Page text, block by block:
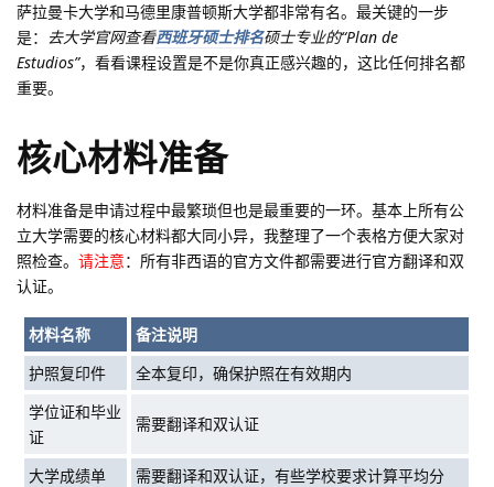
萨拉曼卡大学和马德里康普顿斯大学都非常有名。最关键的一步
是： 去大学官网查看西班牙硕士排名硕士专业的“Plan de
Estudios”，看看课程设置是不是你真正感兴趣的，这比任何排名都
重要。
核心材料准备
材料准备是申请过程中最繁琐但也是最重要的一环。基本上所有公
立大学需要的核心材料都大同小异，我整理了一个表格方便大家对
照检查。 请注意：所有非西语的官方文件都需要进行官方翻译和双
认证。
材料名称
备注说明
护照复印件
全本复印，确保护照在有效期内
学位证和毕业
证
需要翻译和双认证
大学成绩单
需要翻译和双认证，有些学校要求计算平均分